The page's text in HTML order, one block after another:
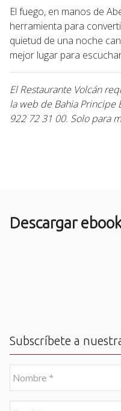
El fuego, en manos de
herramienta para
quietud de una noche
mejor lugar para
El Restaurante Volcán
la web de Bahia Principe
922 72 31 00. Solo para
Descargar
Subscríbete a
o
m